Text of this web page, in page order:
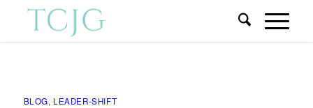
BLOG, LEADER-SHIFT